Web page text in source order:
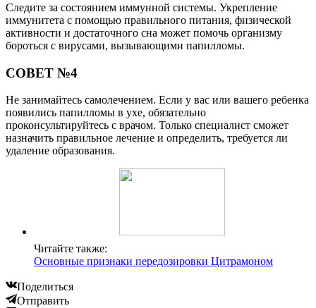
Следите за состоянием иммунной системы. Укрепление
иммунитета с помощью правильного питания, физической
активности и достаточного сна может помочь организму
бороться с вирусами, вызывающими папилломы.
СОВЕТ №4
Не занимайтесь самолечением. Если у вас или вашего ребенка
появились папилломы в ухе, обязательно
проконсультируйтесь с врачом. Только специалист сможет
назначить правильное лечение и определить, требуется ли
удаление образования.
Читайте также:
Основные признаки передозировки Цитрамоном
Поделиться
Отправить